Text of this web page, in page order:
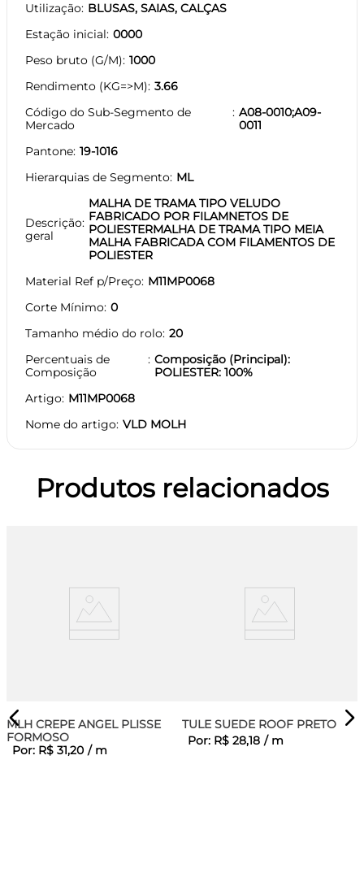
Utilização BLUSAS, SAIAS, CALÇAS
Estação inicial 0000
Peso bruto (G/M) 1000
Rendimento (KG=>M) 3.66
Código do Sub-Segmento de
Mercado
A08-0010;A09-
0011
Pantone 19-1016
Hierarquias de Segmento ML
Descrição
geral
MALHA DE TRAMA TIPO VELUDO
FABRICADO POR FILAMNETOS DE
POLIESTERMALHA DE TRAMA TIPO MEIA
MALHA FABRICADA COM FILAMENTOS DE
POLIESTER
Material Ref p/Preço M11MP0068
Corte Mínimo 0
Tamanho médio do rolo 20
Percentuais de
Composição
Composição (Principal):
POLIESTER: 100%
Artigo M11MP0068
Nome do artigo VLD MOLH
Produtos relacionados
MLH CREPE ANGEL PLISSE
FORMOSO
Por: R$ 31,20 / m
TULE SUEDE ROOF PRETO
Por: R$ 28,18 / m